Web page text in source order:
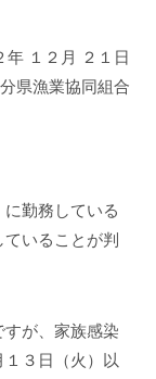
年 １２月 ２１日
県漁業協同組合
勤務している
いることが判
が、家族感染
３日（火）以